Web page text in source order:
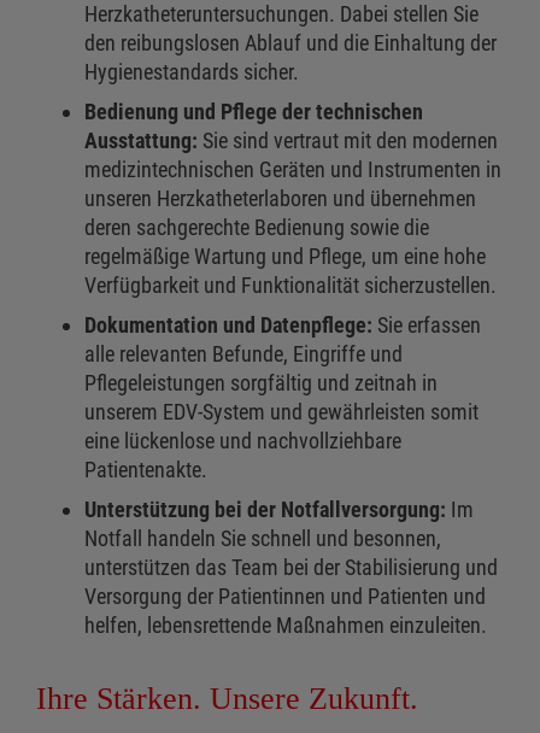
Herzkatheteruntersuchungen. Dabei stellen Sie
den reibungslosen Ablauf und die Einhaltung der
Hygienestandards sicher.
Bedienung und Pflege der technischen
Ausstattung: Sie sind vertraut mit den modernen
medizintechnischen Geräten und Instrumenten in
unseren Herzkatheterlaboren und übernehmen
deren sachgerechte Bedienung sowie die
regelmäßige Wartung und Pflege, um eine hohe
Verfügbarkeit und Funktionalität sicherzustellen.
Dokumentation und Datenpflege: Sie erfassen
alle relevanten Befunde, Eingriffe und
Pflegeleistungen sorgfältig und zeitnah in
unserem EDV-System und gewährleisten somit
eine lückenlose und nachvollziehbare
Patientenakte.
Unterstützung bei der Notfallversorgung: Im
Notfall handeln Sie schnell und besonnen,
unterstützen das Team bei der Stabilisierung und
Versorgung der Patientinnen und Patienten und
helfen, lebensrettende Maßnahmen einzuleiten.
Ihre Stärken. Unsere Zukunft.